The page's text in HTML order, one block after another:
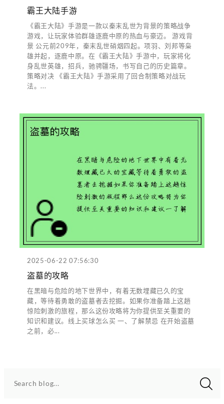
霸王大陆手游
《霸王大陆》手游是一款以秦末乱世为背景的策略战争
游戏，让玩家体验群雄逐鹿中原的热血与豪迈。 游戏背
景 公元前209年，秦末乱世硝烟四起。项羽、刘邦等枭
雄并起，逐鹿中原。在《霸王大陆》手游中，玩家将化
身乱世英雄，招兵，驰骋疆场，书写自己的历史篇章。
策略对决 《霸王大陆》手游采用了回合制策略对战玩
法。...
2025-06-22 07:56:30
盗墓的攻略
在黑暗与危险的地下世界中，有着无数埋藏已久的宝
藏，等待着勇敢的盗墓者去挖掘。如果你准备踏上这趟
惊险刺激的旅程，那么这份攻略将为你提供至关重要的
知识和建议。线上买球怎么买 一、了解禁忌 在开始盗墓
之前，必...
Search blog...